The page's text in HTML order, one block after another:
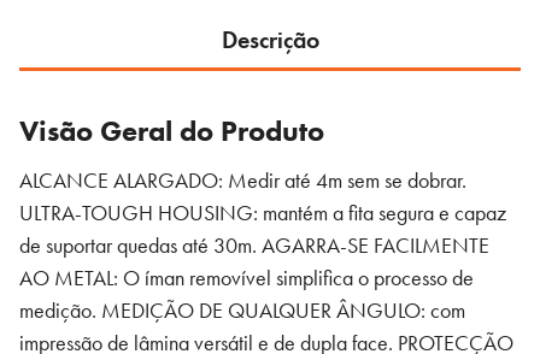
8m
32mm
Descrição
Visão Geral do Produto
ALCANCE ALARGADO: Medir até 4m sem se dobrar.
ULTRA-TOUGH HOUSING: mantém a fita segura e capaz
de suportar quedas até 30m. AGARRA-SE FACILMENTE
AO METAL: O íman removível simplifica o processo de
medição. MEDIÇÃO DE QUALQUER ÂNGULO: com
impressão de lâmina versátil e de dupla face. PROTECÇÃO